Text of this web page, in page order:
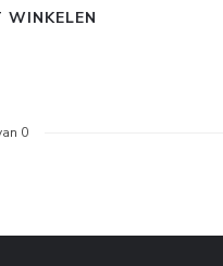
WINKELEN
0